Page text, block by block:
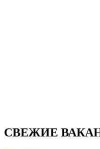
СВЕЖИЕ